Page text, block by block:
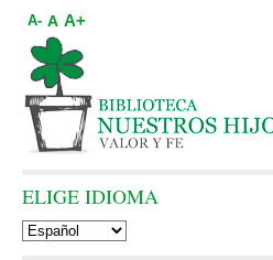
A- A A+
ELIGE IDIOMA